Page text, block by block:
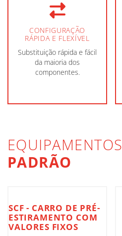
CONFIGURAÇÃO
RÁPIDA E FLEXÍVEL
Substituição rápida e fácil
da maioria dos
componentes.
EQUIPAMENTOS
PADRÃO
SCF - CARRO DE PRÉ-
ESTIRAMENTO COM
VALORES FIXOS